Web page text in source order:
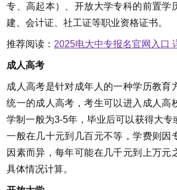
专、高起本）、开放大学专科的前置学
建、会计证、社工证等职业资格证书。
推荐阅读： 2025电大中专报名官网入口
成人高考
成人高考是针对成年人的一种学历教育
统一的成人高考，考生可以进入成人高
学制一般为3-5年，毕业后可以获得大专
一般在几十元到几百元不等，学费则因
因素而异，每年可能在几千元到上万元
具体情况计算。